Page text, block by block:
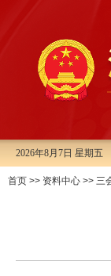
2026年8月7日 星期五
首页 >> 资料中心 >> 三